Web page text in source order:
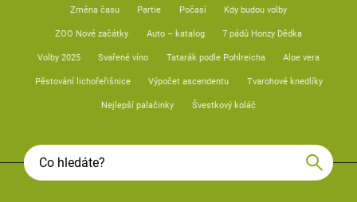
Změna času Partie Počasí Kdy budou volby
ZOO Nové začátky Auto – katalog 7 pádů Honzy Dědka
Volby 2025 Svařené víno Tatarák podle Pohlreicha Aloe vera
Pěstování lichořeřišnice Výpočet ascendentu Tvarohové knedlíky
Nejlepší palačinky Švestkový koláč